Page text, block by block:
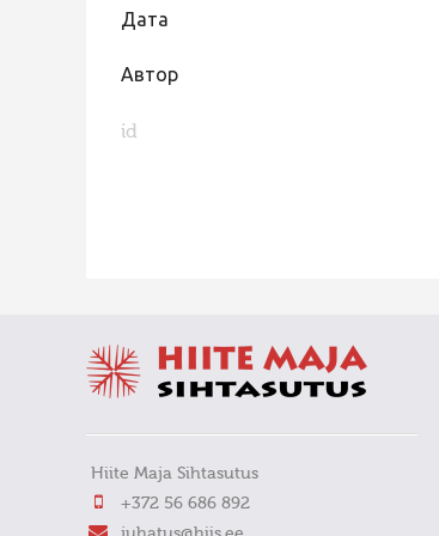
Дата
Автор
id
Hiite Maja Sihtasutus
+372 56 686 892